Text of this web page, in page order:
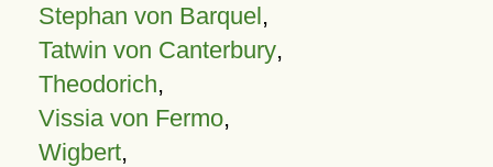
Stephan von Barquel,
Tatwin von Canterbury,
Theodorich,
Vissia von Fermo,
Wigbert,